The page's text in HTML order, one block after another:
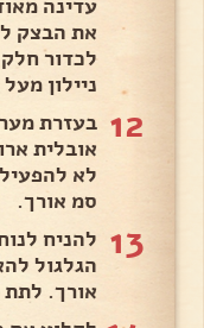
את הבצק
לכדור
ניילון מעל ל5-10
12 בעזרת
סמ אורך.
13 להניח
אורך. לתת